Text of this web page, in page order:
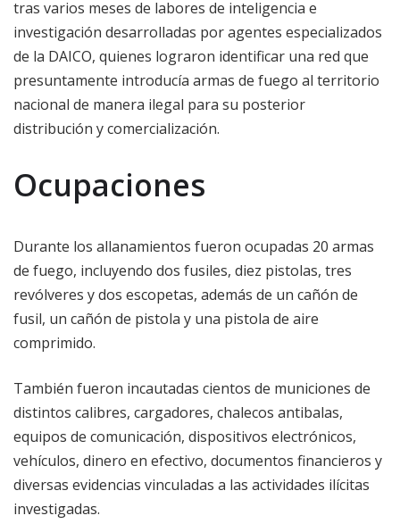
tras varios meses de labores de inteligencia e
investigación desarrolladas por agentes especializados
de la DAICO, quienes lograron identificar una red que
presuntamente introducía armas de fuego al territorio
nacional de manera ilegal para su posterior
distribución y comercialización.
Ocupaciones
Durante los allanamientos fueron ocupadas 20 armas
de fuego, incluyendo dos fusiles, diez pistolas, tres
revólveres y dos escopetas, además de un cañón de
fusil, un cañón de pistola y una pistola de aire
comprimido.
También fueron incautadas cientos de municiones de
distintos calibres, cargadores, chalecos antibalas,
equipos de comunicación, dispositivos electrónicos,
vehículos, dinero en efectivo, documentos financieros y
diversas evidencias vinculadas a las actividades ilícitas
investigadas.